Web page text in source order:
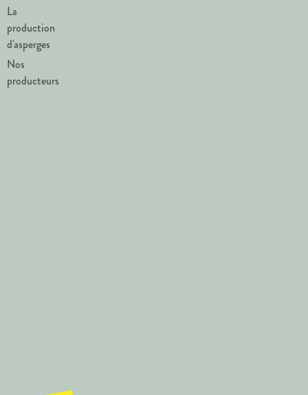
La
production
d'asperges
Nos
producteurs